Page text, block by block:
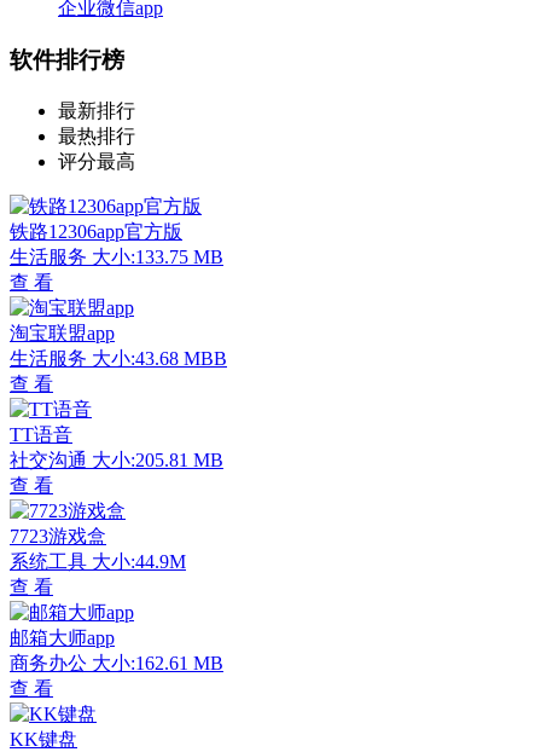
企业微信app
软件排行榜
最新排行
最热排行
评分最高
铁路12306app官方版
生活服务 大小:133.75 MB
查 看
淘宝联盟app
生活服务 大小:43.68 MBB
查 看
TT语音
社交沟通 大小:205.81 MB
查 看
7723游戏盒
系统工具 大小:44.9M
查 看
邮箱大师app
商务办公 大小:162.61 MB
查 看
KK键盘